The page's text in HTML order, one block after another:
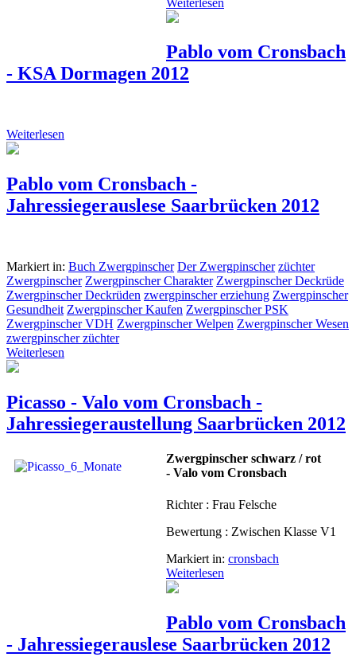
Pablo vom Cronsbach
- KSA Dormagen 2012
Weiterlesen
Pablo vom Cronsbach -
Jahressiegerauslese Saarbrücken 2012
Markiert in: Buch Zwergpinscher Der Zwergpinscher züchter
Zwergpinscher Zwergpinscher Charakter Zwergpinscher Deckrüde
Zwergpinscher Deckrüden zwergpinscher erziehung Zwergpinscher
Gesundheit Zwergpinscher Kaufen Zwergpinscher PSK
Zwergpinscher VDH Zwergpinscher Welpen Zwergpinscher Wesen
zwergpinscher züchter
Weiterlesen
Picasso - Valo vom Cronsbach -
Jahressiegeraustellung Saarbrücken 2012
Zwergpinscher schwarz / rot
- Valo vom Cronsbach
Richter : Frau Felsche
Bewertung : Zwischen Klasse V1
Markiert in: cronsbach
Weiterlesen
Pablo vom Cronsbach
- Jahressiegerauslese Saarbrücken 2012